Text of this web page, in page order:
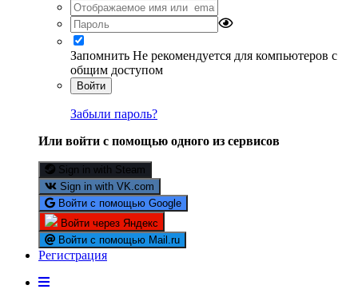
Запомнить Не рекомендуется для компьютеров с
общим доступом
Войти
Забыли пароль?
Или войти с помощью одного из сервисов
Sign in with Steam
Sign in with VK.com
Войти с помощью Google
Войти через Яндекс
Войти с помощью Mail.ru
Регистрация